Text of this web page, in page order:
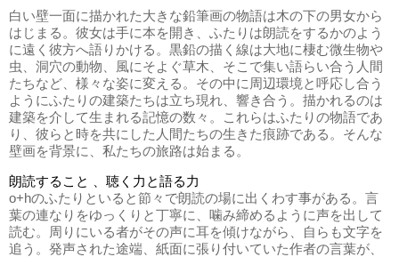
白い壁一面に描かれた大きな鉛筆画の物語は木の下の男女から
はじまる。彼女は手に本を開き、ふたりは朗読をするかのよう
に遠く彼方へ語りかける。黒鉛の描く線は大地に棲む微生物や
虫、洞穴の動物、風にそよぐ草木、そこで集い語らい合う人間
たちなど、様々な姿に変える。その中に周辺環境と呼応し合う
ようにふたりの建築たちは立ち現れ、響き合う。描かれるのは
建築を介して生まれる記憶の数々。これらはふたりの物語であ
り、彼らと時を共にした人間たちの生きた痕跡である。そんな
壁画を背景に、私たちの旅路は始まる。
朗読すること 、聴く力と語る力
o+hのふたりといると節々で朗読の場に出くわす事がある。言
葉の連なりをゆっくりと丁寧に、噛み締めるように声を出して
読む。周りにいる者がその声に耳を傾けながら、自らも文字を
追う。発声された途端、紙面に張り付いていた作者の言葉が、